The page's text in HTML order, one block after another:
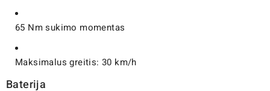
65 Nm sukimo momentas
Maksimalus greitis: 30 km/h
Baterija